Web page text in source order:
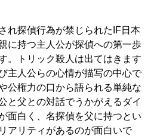
れ探偵行為が禁じられたIF日本
に持つ主人公が探偵への第一歩
。トリック殺人は出てはきます
主人公らの心情が描写の中心で
公権力の口から語られる単純な
と父との対話でうかがえるダイ
面白く、名探偵を父に持つとい
アリティがあるのが面白いで